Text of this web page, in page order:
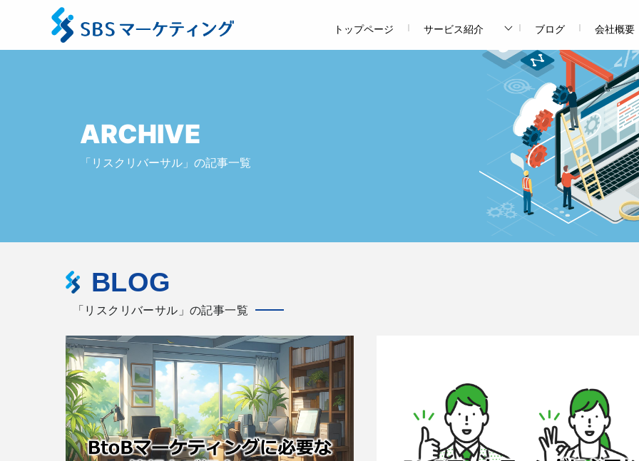
トップページ サービス紹介 ブログ 会社概要
ARCHIVE
「リスクリバーサル」の記事一覧
BLOG
「リスクリバーサル」の記事一覧